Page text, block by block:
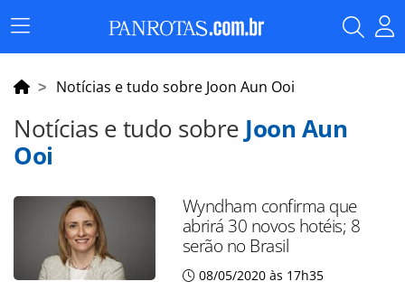
Menu
Principal
Notícias e tudo sobre Joon Aun Ooi
Notícias e tudo sobre Joon Aun
Ooi
Wyndham confirma que
abrirá 30 novos hotéis; 8
serão no Brasil
08/05/2020 às 17h35